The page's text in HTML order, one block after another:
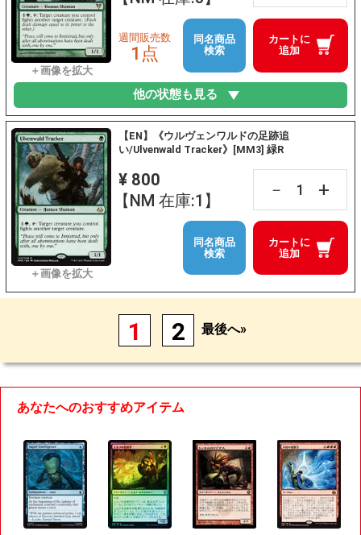
カートに
追加
週間販売数
1点
同名商品
検索
他の状態も見る
【EN】《ウルヴェンワルドの足跡追
い/Ulvenwald Tracker》[MM3] 緑R
¥ 800
【NM 在庫:1】
－ +
カートに
追加
同名商品
検索
1 2 最後へ»
あなたへのおすすめアイテム